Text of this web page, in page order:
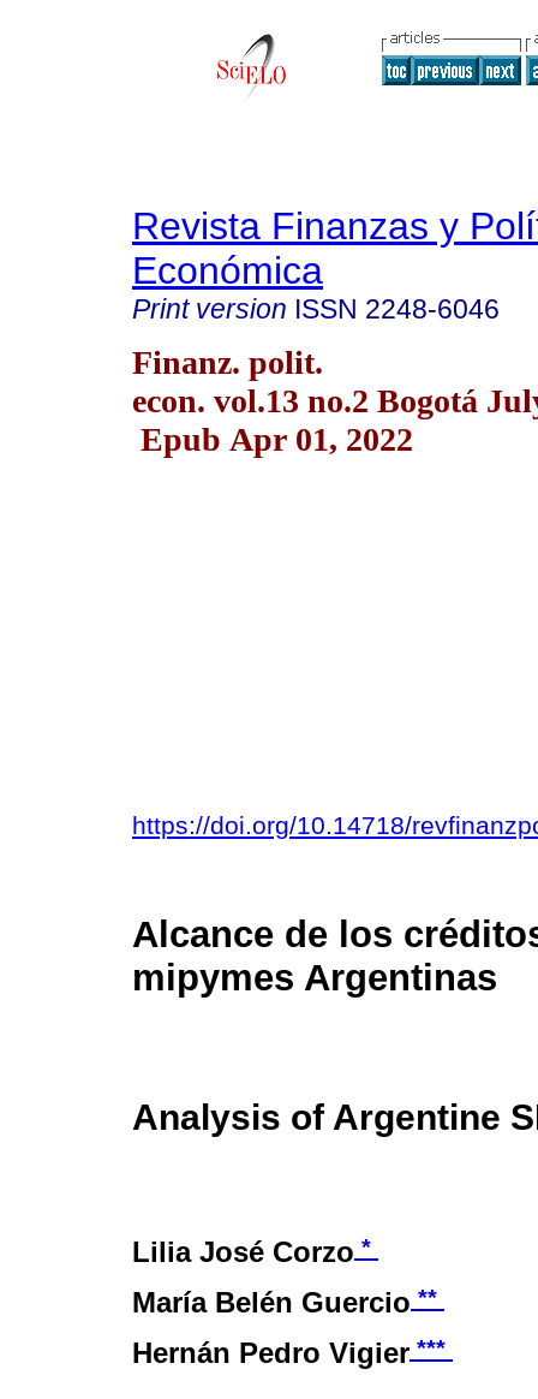
Revista Finanzas y
Económica
Print version ISSN 2248-6046
Finanz. polit.
econ. vol.13 no.2 Bogotá
Epub Apr 01, 2022
https://doi.org/10.14718/
Alcance de los
mipymes Argentinas
Analysis of Argentine
Lilia José Corzo *
María Belén Guercio **
Hernán Pedro Vigier ***